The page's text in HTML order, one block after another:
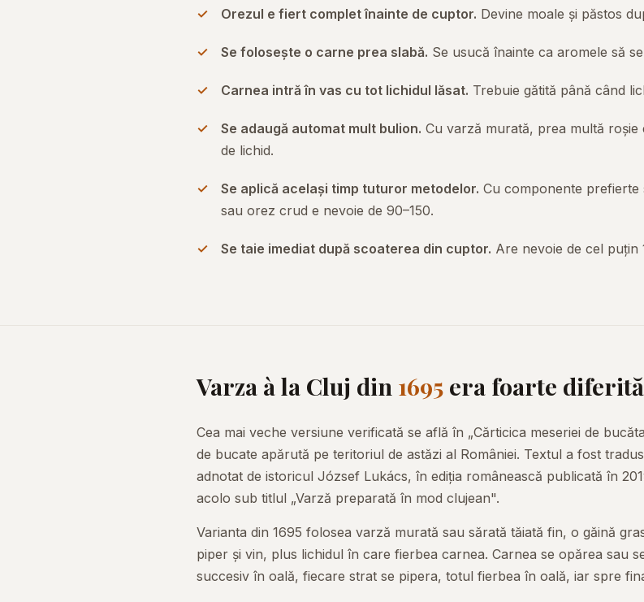
Orezul e fiert complet înainte de cuptor. Devine moale și păstos
Se folosește o carne prea slabă. Se usucă înainte ca aromele să
Carnea intră în vas cu tot lichidul lăsat. Trebuie gătită până când
Se adaugă automat mult bulion. Cu varză murată, prea multă roșie
de lichid.
Se aplică același timp tuturor metodelor. Cu componente prefierte
sau orez crud e nevoie de 90–150.
Se taie imediat după scoaterea din cuptor. Are nevoie de cel puțin
Varza à la Cluj din 1695 era foarte diferită
Cea mai veche versiune verificată se află în „Cărticica meseriei de
de bucate apărută pe teritoriul de astăzi al României. Textul a fost
adnotat de istoricul József Lukács, în ediția românească publicată în
acolo sub titlul „Varză preparată în mod clujean".
Varianta din 1695 folosea varză murată sau sărată tăiată fin, o găină
piper și vin, plus lichidul în care fierbea carnea. Carnea se opărea sau
succesiv în oală, fiecare strat se pipera, totul fierbea în oală, iar spre